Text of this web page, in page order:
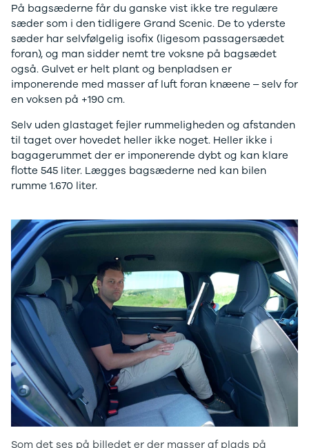
På bagsæderne får du ganske vist ikke tre regulære
sæder som i den tidligere Grand Scenic. De to yderste
sæder har selvfølgelig isofix (ligesom passagersædet
foran), og man sidder nemt tre voksne på bagsædet
også. Gulvet er helt plant og benpladsen er
imponerende med masser af luft foran knæene – selv for
en voksen på +190 cm.
Selv uden glastaget fejler rummeligheden og afstanden
til taget over hovedet heller ikke noget. Heller ikke i
bagagerummet der er imponerende dybt og kan klare
flotte 545 liter. Lægges bagsæderne ned kan bilen
rumme 1.670 liter.
Som det ses på billedet er der masser af plads på